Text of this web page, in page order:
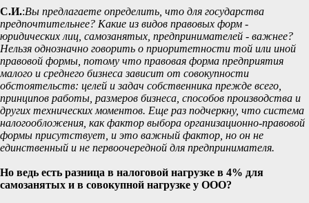
С.И.:Вы предлагаете определить, что для государства
предпочтительнее? Какие из видов правовых форм -
юридических лиц, самозанятых, предпринимателей - важнее?
Нельзя однозначно говорить о приоритетности той или иной
правовой формы, потому что правовая форма предприятия
малого и среднего бизнеса зависит от совокупности
обстоятельств: целей и задач собственника прежде всего,
принципов работы, размеров бизнеса, способов производства и
других технических моментов. Еще раз подчеркну, что система
налогообложения, как фактор выбора организационно-правовой
формы присутствует, и это важный фактор, но он не
единственный и не первоочередной для предпринимателя.
Но ведь есть разница в налоговой нагрузке в 4% для
самозанятых и в совокупной нагрузке у ООО?